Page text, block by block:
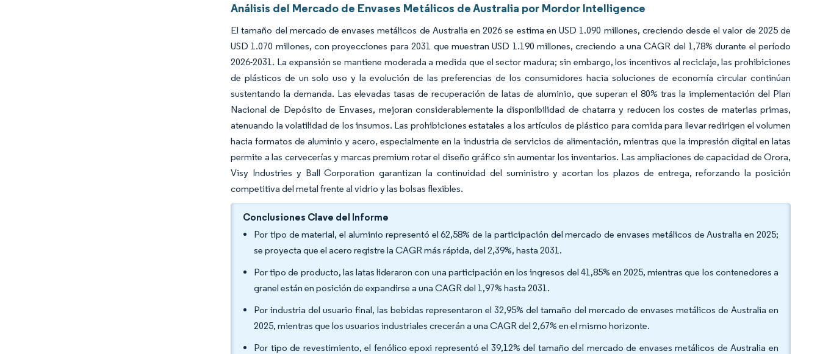
Análisis del Mercado de Envases Metálicos de Australia por Mordor Intelligence
El tamaño del mercado de envases metálicos de Australia en 2026 se estima en USD 1.090 millones, creciendo desde el valor de 2025 de
USD 1.070 millones, con proyecciones para 2031 que muestran USD 1.190 millones, creciendo a una CAGR del 1,78% durante el período
2026-2031. La expansión se mantiene moderada a medida que el sector madura; sin embargo, los incentivos al reciclaje, las prohibiciones
de plásticos de un solo uso y la evolución de las preferencias de los consumidores hacia soluciones de economía circular continúan
sustentando la demanda. Las elevadas tasas de recuperación de latas de aluminio, que superan el 80% tras la implementación del Plan
Nacional de Depósito de Envases, mejoran considerablemente la disponibilidad de chatarra y reducen los costes de materias primas,
atenuando la volatilidad de los insumos. Las prohibiciones estatales a los artículos de plástico para comida para llevar redirigen el volumen
hacia formatos de aluminio y acero, especialmente en la industria de servicios de alimentación, mientras que la impresión digital en latas
permite a las cervecerías y marcas premium rotar el diseño gráfico sin aumentar los inventarios. Las ampliaciones de capacidad de Orora,
Visy Industries y Ball Corporation garantizan la continuidad del suministro y acortan los plazos de entrega, reforzando la posición
competitiva del metal frente al vidrio y las bolsas flexibles.
Conclusiones Clave del Informe
Por tipo de material, el aluminio representó el 62,58% de la participación del mercado de envases metálicos de Australia en 2025;
se proyecta que el acero registre la CAGR más rápida, del 2,39%, hasta 2031.
Por tipo de producto, las latas lideraron con una participación en los ingresos del 41,85% en 2025, mientras que los contenedores a
granel están en posición de expandirse a una CAGR del 1,97% hasta 2031.
Por industria del usuario final, las bebidas representaron el 32,95% del tamaño del mercado de envases metálicos de Australia en
2025, mientras que los usuarios industriales crecerán a una CAGR del 2,67% en el mismo horizonte.
Por tipo de revestimiento, el fenólico epoxi representó el 39,12% del tamaño del mercado de envases metálicos de Australia en